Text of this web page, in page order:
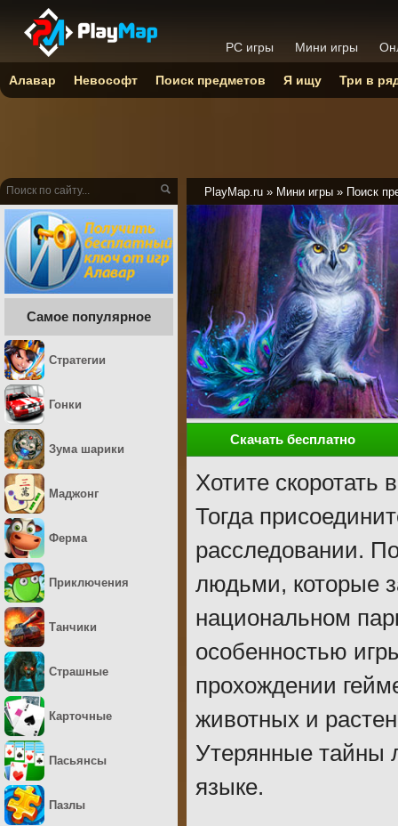
PlayMap.ru » Мини игры » Поиск
Скачать бесплатно
Хотите
Тогда
расследовании.
людьми, которые
национальном
особенностью
прохождении
животных и
Утерянные тайны
языке.
Самое популярное
Стратегии
Гонки
Зума шарики
Маджонг
Ферма
Приключения
Танчики
Страшные
Карточные
Пасьянсы
Пазлы
PC игры Мини игры
Алавар Невософт Поиск предметов Я ищу Три в